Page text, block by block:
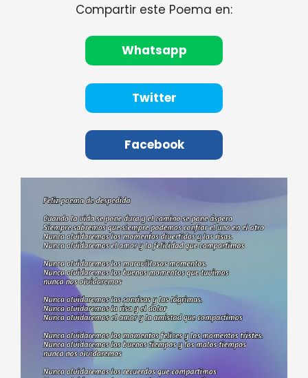
Compartir este Poema en:
Whatsapp
Twitter
Facebook